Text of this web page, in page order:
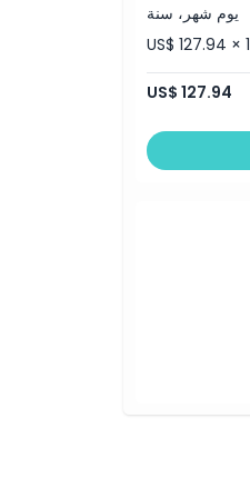
يوم شهر، سنة
US$ 127.94 × 1
US$ 127.94